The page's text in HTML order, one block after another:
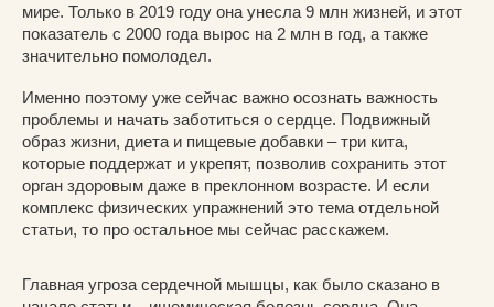
мире. Только в 2019 году она унесла 9 млн жизней, и этот
показатель с 2000 года вырос на 2 млн в год, а также
значительно помолодел.
Именно поэтому уже сейчас важно осознать важность
проблемы и начать заботиться о сердце. Подвижный
образ жизни, диета и пищевые добавки – три кита,
которые поддержат и укрепят, позволив сохранить этот
орган здоровым даже в преклонном возрасте. И если
комплекс физических упражнений это тема отдельной
статьи, то про остальное мы сейчас расскажем.
Главная угроза сердечной мышцы, как было сказано в